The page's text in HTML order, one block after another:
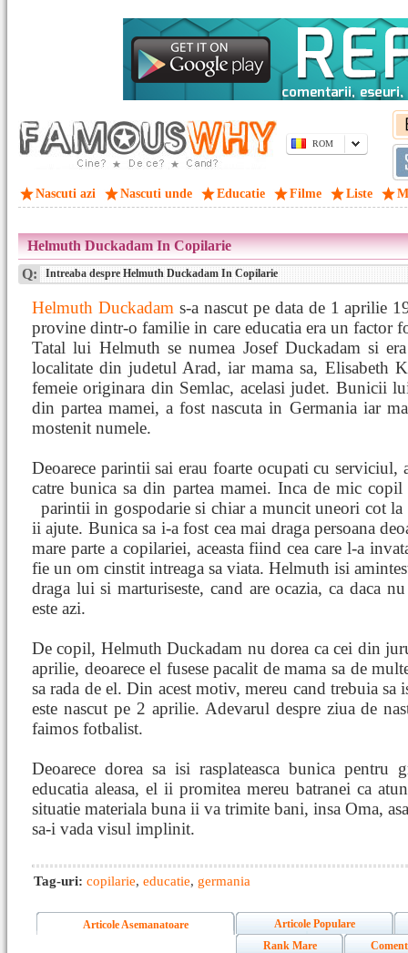
ROM
Nascuti azi Nascuti unde Educatie Filme Liste
Helmuth Duckadam In Copilarie
Q: Intreaba despre Helmuth Duckadam In Copilarie
Helmuth Duckadam s-a nascut pe data de 1 aprilie
provine dintr-o familie in care educatia era un factor
Tatal lui Helmuth se numea Josef Duckadam si
localitate din judetul Arad, iar mama sa, Elisabeth
femeie originara din Semlac, acelasi judet. Bunicii
din partea mamei, a fost nascuta in Germania iar
mostenit numele.
Deoarece parintii sai erau foarte ocupati cu serviciul,
catre bunica sa din partea mamei. Inca de mic
parintii in gospodarie si chiara muncit uneori cot la
ii ajute. Bunica sa i-a fost cea mai draga persoana
mare parte a copilariei, aceasta fiind cea care l-a
fie un om cinstit intreaga sa viata. Helmuth isi
draga lui si marturiseste, cand are ocazia, ca daca
este azi.
De copil, Helmuth Duckadam nu dorea ca cei din
aprilie, deoarece el fusese pacalit de mama sa de
sa rada de el. Din acest motiv, mereu cand trebuia sa
este nascut pe 2 aprilie. Adevarul despre ziua de
faimos fotbalist.
Deoarece dorea sa isi rasplateasca bunica
educatia aleasa, el ii promitea mereu batranei ca
situatie materiala buna ii va trimite bani, insa Oma,
sa-i vada visul implinit.
Tag-uri: copilarie, educatie, germania
Articole Asemanatoare
Articole Populare
Rank Mare